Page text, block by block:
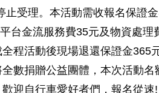
止受理。本活動需收報名保證
台金流服務費35元及物資處理
程活動後現場退還保證金365
數捐贈公益團體，本次活動名
迎自行車愛好者們，報名從速!